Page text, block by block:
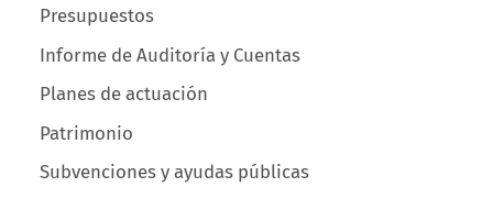
Main menu
Presupuestos
Informe de Auditoría y Cuentas
Planes de actuación
Patrimonio
Subvenciones y ayudas públicas